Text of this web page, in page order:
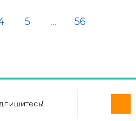
5 ... 56